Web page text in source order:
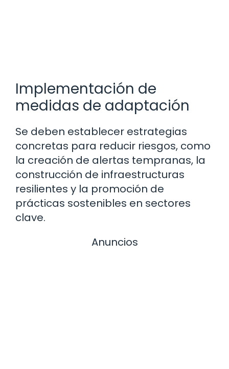
Implementación de
medidas de adaptación
Se deben establecer estrategias
concretas para reducir riesgos, como
la creación de alertas tempranas, la
construcción de infraestructuras
resilientes y la promoción de
prácticas sostenibles en sectores
clave.
Anuncios